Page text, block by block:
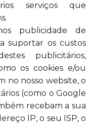
serviços que
publicidade de
suportar os custos
publicitários,
os cookies e/ou
no nosso website, o
(como o Google
recebam a sua
IP, o seu ISP, o